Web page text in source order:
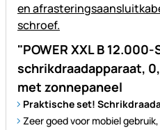
"POWER XXL B 12.000-
schrikdraadapparaat,
met zonnepaneel
Praktische set!
Zeer goed voor mobiel